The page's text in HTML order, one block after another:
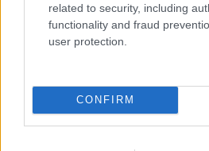
related to security, including
functionality and fraud
user protection.
CONFIRM